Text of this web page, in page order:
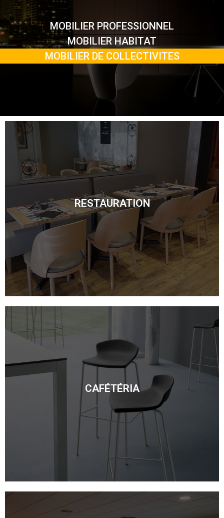
MOBILIER PROFESSIONNEL
MOBILIER HABITAT
MOBILIER DE COLLECTIVITES
RESTAURATION
RESTAURATION
Découvrir
CAFÉTÉRIA
CAFÉTÉRIA
Découvrir